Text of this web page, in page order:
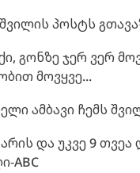
პოსტს
გონზე ჯერ ვერ
მოვყვე...
ამბავი ჩემს
და უკვე 9
ABC